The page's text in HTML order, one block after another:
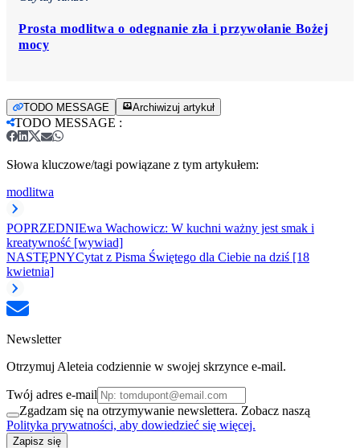
Prosta modlitwa o odegnanie zła i przywołanie Bożej
mocy
TODO MESSAGE Archiwizuj artykuł
TODO MESSAGE :
Słowa kluczowe/tagi powiązane z tym artykułem:
modlitwa
POPRZEDNIEwa Wachowicz: W kuchni ważny jest smak i
kreatywność [wywiad]
NASTĘPNYCytat z Pisma Świętego dla Ciebie na dziś [18
kwietnia]
Newsletter
Otrzymuj Aleteia codziennie w swojej skrzynce e-mail.
Twój adres e-mail
Zgadzam się na otrzymywanie newslettera. Zobacz naszą
Polityka prywatności, aby dowiedzieć się więcej.
Zapisz się